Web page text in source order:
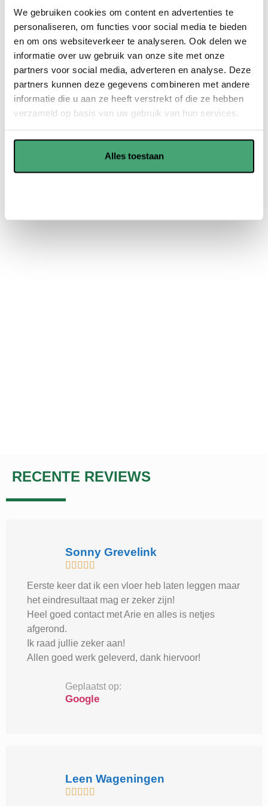
We gebruiken cookies om content en advertenties te
personaliseren, om functies voor social media te bieden
en om ons websiteverkeer te analyseren. Ook delen we
informatie over uw gebruik van onze site met onze
partners voor social media, adverteren en analyse. Deze
partners kunnen deze gegevens combineren met andere
informatie die u aan ze heeft verstrekt of die ze hebben
verzameld op basis van uw gebruik van hun services.
Alles toestaan
PVC vloeren zijn robuust en duurzaam. Hierdoor gaan ze
nog jaren mee en spaart u veel geld uit in de toekomst.
PVC vloeren zijn onderhoudsvriendelijk en kunnen goed
tegen vocht, dus is voor verschillende ruimtes geschikt.
Showroom in Waddinxveen
Offerte aanvragen
RECENTE REVIEWS
Sonny Grevelink
    
Eerste keer dat ik een vloer heb laten leggen maar
het eindresultaat mag er zeker zijn!
Heel goed contact met Arie en alles is netjes
afgerond.
Ik raad jullie zeker aan!
Allen goed werk geleverd, dank hiervoor!
Geplaatst op:
Google
Leen Wageningen
    